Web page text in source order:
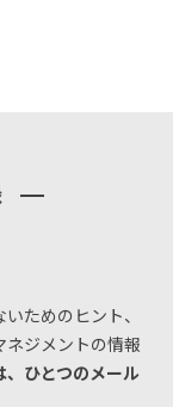
ためのヒント、
ネジメントの情報
ひとつのメール